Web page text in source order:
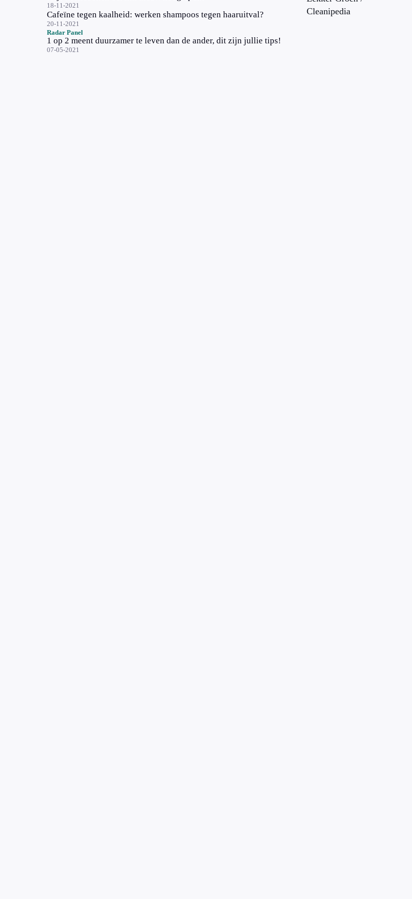
18-11-2021
Cafeïne tegen kaalheid: werken shampoos tegen haaruitval?
20-11-2021
Radar Panel
1 op 2 meent duurzamer te leven dan de ander, dit zijn jullie tips!
07-05-2021
Cleanipedia